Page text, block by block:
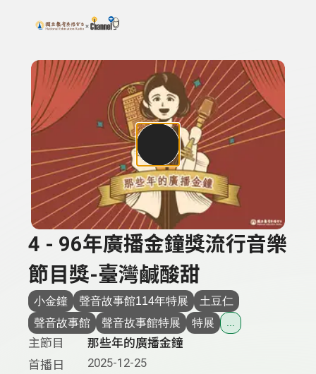
上方功能區塊
搜尋關鍵字：可輸入節目名稱、主持人或關鍵字
4 - 96年廣播金鐘獎流行音樂
節目獎-臺灣鹹酸甜
小金鐘 聲音故事館114年特展
土豆仁
聲音故事館
聲音故事館特展 特展 ...
主節目
那些年的廣播金鐘
首播日
2025-12-25